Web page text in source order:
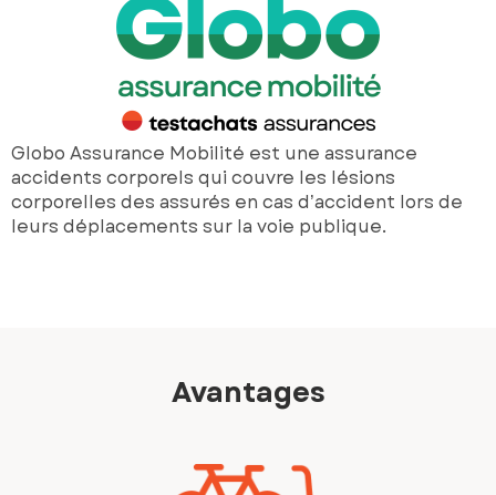
Globo Assurance Mobilité est une assurance
accidents corporels qui couvre les lésions
corporelles des assurés en cas d’accident lors de
leurs déplacements sur la voie publique.
Avantages